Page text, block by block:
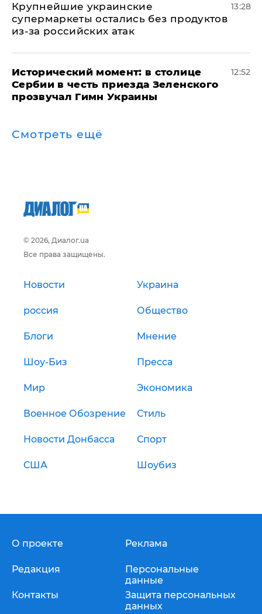
Крупнейшие украинские
супермаркеты остались без продуктов
из-за российских атак
13:28
Исторический момент: в столице
Сербии в честь приезда Зеленского
прозвучал Гимн Украины
12:52
Смотреть ещё
© 2026, Диалог.ua
Все права защищены.
Новости Украина
россия Общество
Блоги Мнение
Шоу-Биз Пресса
Мир Экономика
Военное Обозрение Стиль
Новости Донбасса Спорт
США Шоубиз
О проекте
Редакция
Контакты
Реклама
Персональные
данные
Защита персональных
данных